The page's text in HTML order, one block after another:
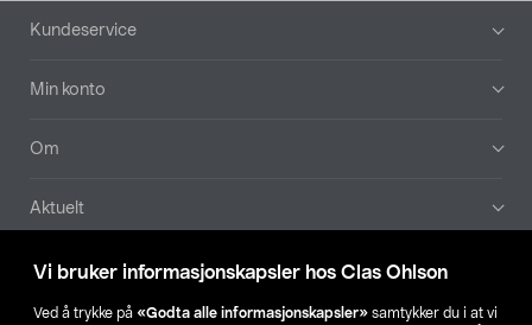
Vi bruker informasjonskapsler hos Clas Ohlson
Ved å trykke på «Godta alle informasjonskapsler» samtykker du i at vi
Bunntekst
Kundeservice
Min konto
Om
Aktuelt
Våre selskaper